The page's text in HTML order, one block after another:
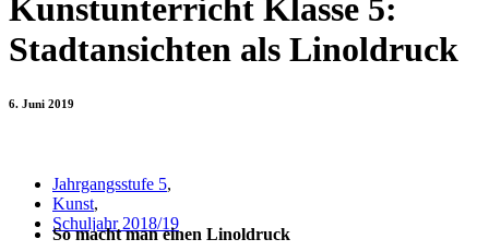
Kunstunterricht Klasse 5:
Stadtansichten als Linoldruck
6. Juni 2019
Jahrgangsstufe 5,
Kunst,
Schuljahr 2018/19
So macht man einen Linoldruck